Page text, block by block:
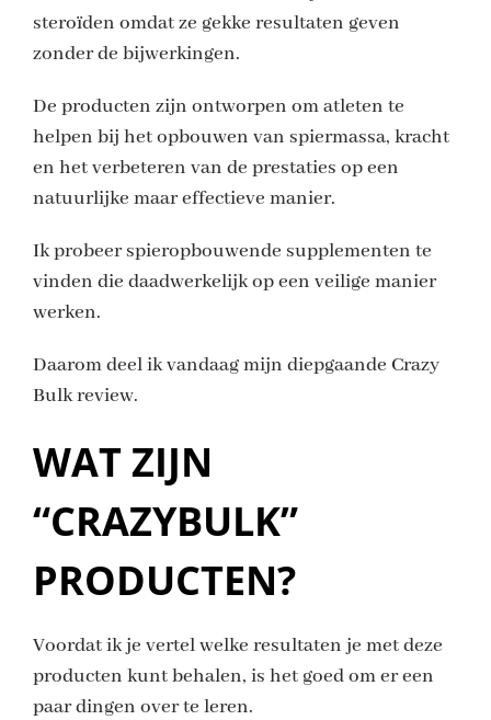
steroïden omdat ze gekke resultaten geven
zonder de bijwerkingen.
De producten zijn ontworpen om atleten te
helpen bij het opbouwen van spiermassa, kracht
en het verbeteren van de prestaties op een
natuurlijke maar effectieve manier.
Ik probeer spieropbouwende supplementen te
vinden die daadwerkelijk op een veilige manier
werken.
Daarom deel ik vandaag mijn diepgaande Crazy
Bulk review.
WAT ZIJN
“CRAZYBULK”
PRODUCTEN?
Voordat ik je vertel welke resultaten je met deze
producten kunt behalen, is het goed om er een
paar dingen over te leren.